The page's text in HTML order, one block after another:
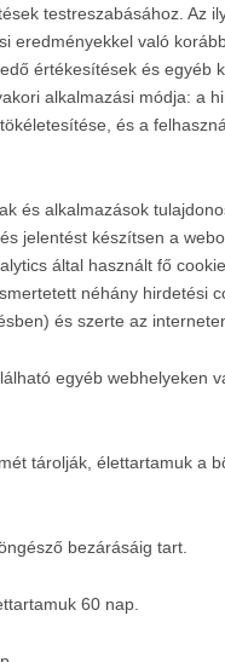
testreszabásához. Az
eredményekkel való
értékesítések és egyéb
alkalmazási módja: a
és a
és alkalmazások
jelentést készítsen a
által használt fő
néhány hirdetési
és szerte az
egyéb webhelyeken
tárolják, élettartamuk a
bezárásáig tart.
60 nap.